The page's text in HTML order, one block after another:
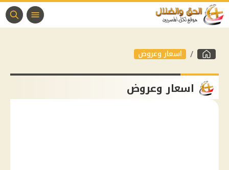
اسعار وعروض
اسعار وعروض